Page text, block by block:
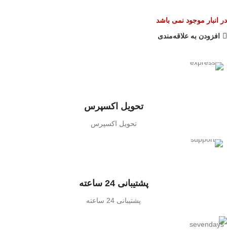
در انبار موجود نمی باشد
افزودن به علاقه‌مندی
تحویل اکسپرس
تحویل اکسپرس
پشتیبانی 24 ساعته
پشتیبانی 24 ساعته